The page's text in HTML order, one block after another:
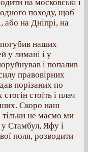
на московські і
походу, щоб
або на Дніпрі, на
погубив наших
у лимані і у
і попалив
правовірних
порізаних по
стоїть і плач
Скоро наш
не маємо ми
у Стамбул, Яфу і
поля, розводити